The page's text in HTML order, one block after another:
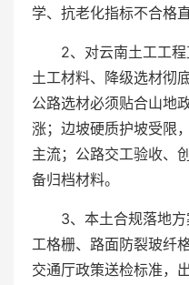
学、抗老化指标不合格
2、对云南土工工
土工材料、降级选材彻
公路选材必须贴合山地
涨；边坡硬质护坡受限
主流；公路交工验收、
备归档材料。
3、本土合规落地
工格栅、路面防裂玻纤
交通厅政策送检标准，